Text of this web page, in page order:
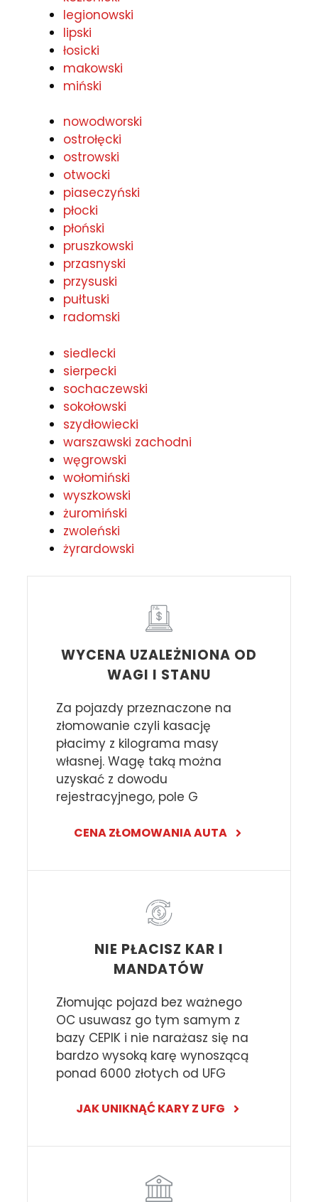
legionowski
lipski
łosicki
makowski
miński
nowodworski
ostrołęcki
ostrowski
otwocki
piaseczyński
płocki
płoński
pruszkowski
przasnyski
przysuski
pułtuski
radomski
siedlecki
sierpecki
sochaczewski
sokołowski
szydłowiecki
warszawski zachodni
węgrowski
wołomiński
wyszkowski
żuromiński
zwoleński
żyrardowski
WYCENA UZALEŻNIONA OD
WAGI I STANU
Za pojazdy przeznaczone na
złomowanie czyli kasację
płacimy z kilograma masy
własnej. Wagę taką można
uzyskać z dowodu
rejestracyjnego, pole G
CENA ZŁOMOWANIA AUTA
NIE PŁACISZ KAR I
MANDATÓW
Złomując pojazd bez ważnego
OC usuwasz go tym samym z
bazy CEPIK i nie narażasz się na
bardzo wysoką karę wynoszącą
ponad 6000 złotych od UFG
JAK UNIKNĄĆ KARY Z UFG